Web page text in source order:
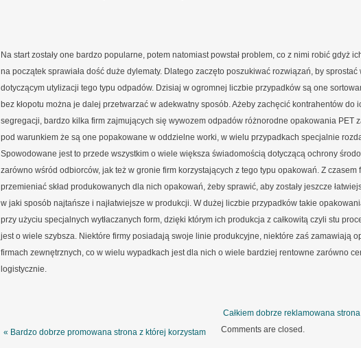
Na start zostały one bardzo popularne, potem natomiast powstał problem, co z nimi robić gdyż
na początek sprawiała dość duże dylematy. Dlatego zaczęto poszukiwać rozwiązań, by sprostać
dotyczącym utylizacji tego typu odpadów. Dzisiaj w ogromnej liczbie przypadków są one
bez kłopotu można je dalej przetwarzać w adekwatny sposób. Ażeby zachęcić kontrahentów do
segregacji, bardzo kilka firm zajmujących się wywozem odpadów różnorodne opakowania PET
pod warunkiem że są one popakowane w oddzielne worki, w wielu przypadkach specjalnie
Spowodowane jest to przede wszystkim o wiele większa świadomością dotyczącą ochrony
zarówno wśród odbiorców, jak też w gronie firm korzystających z tego typu opakowań. Z czasem
przemieniać skład produkowanych dla nich opakowań, żeby sprawić, aby zostały jeszcze
w jaki sposób najtańsze i najłatwiejsze w produkcji. W dużej liczbie przypadków takie
przy użyciu specjalnych wytłaczanych form, dzięki którym ich produkcja z całkowitą czyli stu
jest o wiele szybsza. Niektóre firmy posiadają swoje linie produkcyjne, niektóre zaś zamawiają
firmach zewnętrznych, co w wielu wypadkach jest dla nich o wiele bardziej rentowne zarówno
logistycznie.
Całkiem dobrze reklamowana
« Bardzo dobrze promowana strona z której korzystam
Comments are closed.